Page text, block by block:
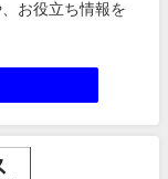
お役立ち情報を